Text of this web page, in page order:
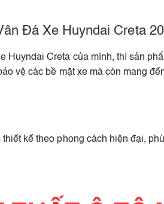
Đá Xe Huyndai Creta
Huyndai Creta của mình, thì sản
vệ các bề mặt xe mà còn mang
kế theo phong cách hiện đại,